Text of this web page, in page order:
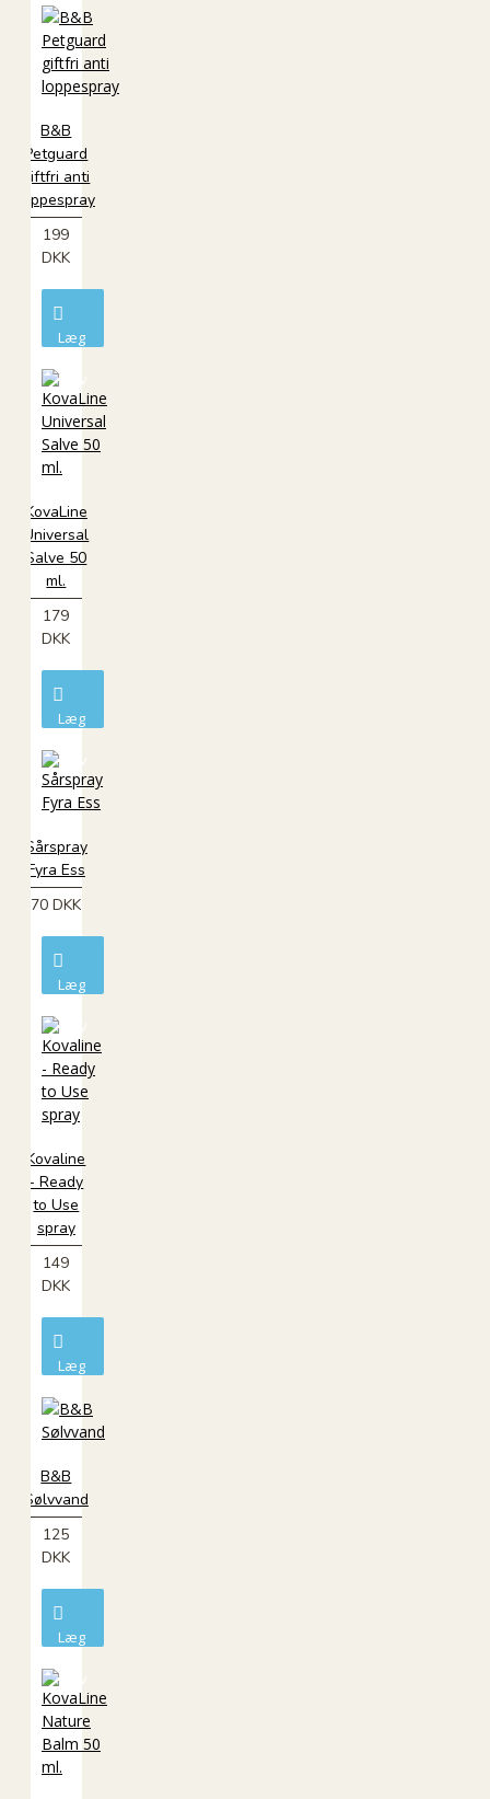
B&B
Petguard
giftfri anti
loppespray
199
DKK
Læg
kurv
KovaLine
Universal
Salve 50
ml.
179
DKK
Læg
kurv
Sårspray
Fyra Ess
70 DKK
Læg
kurv
Kovaline
- Ready
to Use
spray
149
DKK
Læg
kurv
B&B
Sølvvand
125
DKK
Læg
kurv